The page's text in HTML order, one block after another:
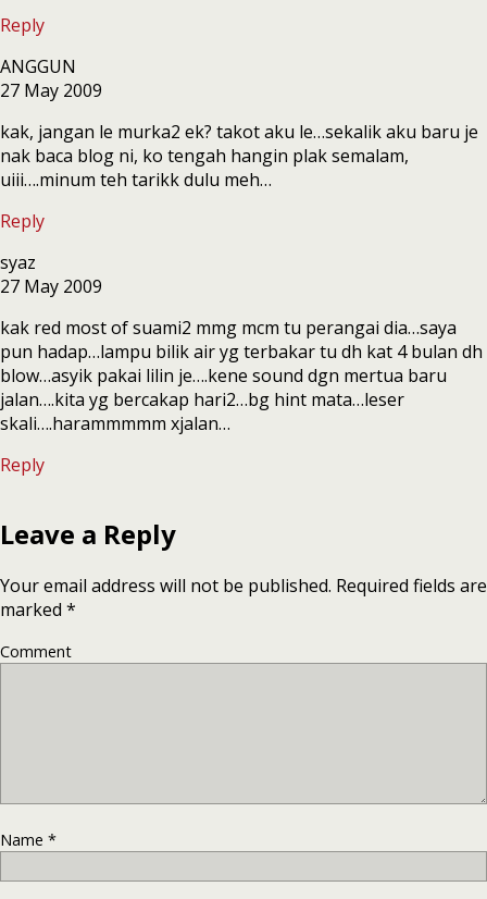
Reply
ANGGUN
27 May 2009
kak, jangan le murka2 ek? takot aku le…sekalik aku baru je
nak baca blog ni, ko tengah hangin plak semalam,
uiii….minum teh tarikk dulu meh…
Reply
syaz
27 May 2009
kak red most of suami2 mmg mcm tu perangai dia…saya
pun hadap…lampu bilik air yg terbakar tu dh kat 4 bulan dh
blow…asyik pakai lilin je….kene sound dgn mertua baru
jalan….kita yg bercakap hari2…bg hint mata…leser
skali….harammmmm xjalan…
Reply
Leave a Reply
Your email address will not be published. Required fields are
marked *
Comment
Name *